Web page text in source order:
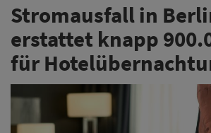
Stromausfall in
erstattet knapp
für